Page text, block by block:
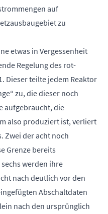
auf
zu
etwas in Vergessenheit
Regelung des rot-
Dieser teilte jedem Reaktor
zu, die dieser noch
aufgebraucht, die
also produziert ist, verliert
Zwei der acht noch
Grenze bereits
werden ihre
nach deutlich vor den
Abschaltdaten
nach den ursprünglich